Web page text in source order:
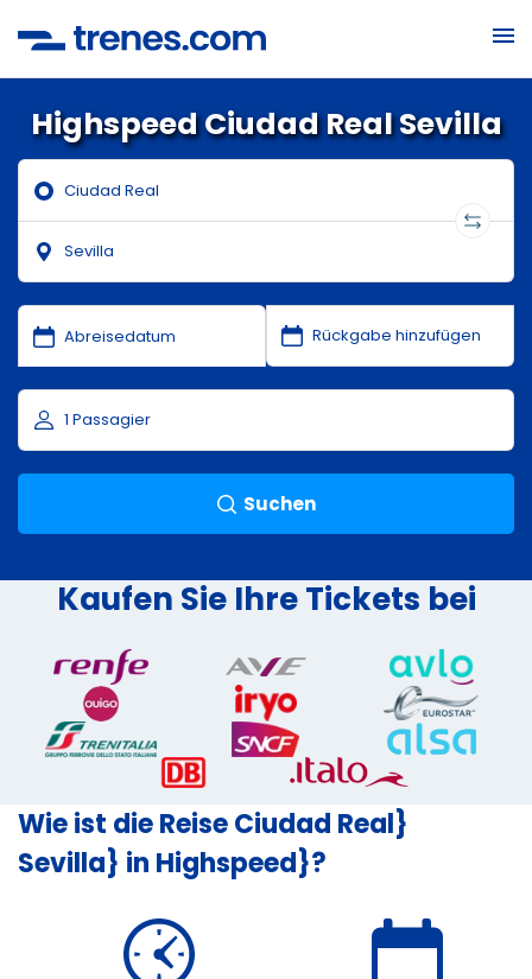
Highspeed Ciudad Real Sevilla
Suchen
Kaufen Sie Ihre Tickets bei
Wie ist die Reise Ciudad Real}
Sevilla} in Highspeed}?